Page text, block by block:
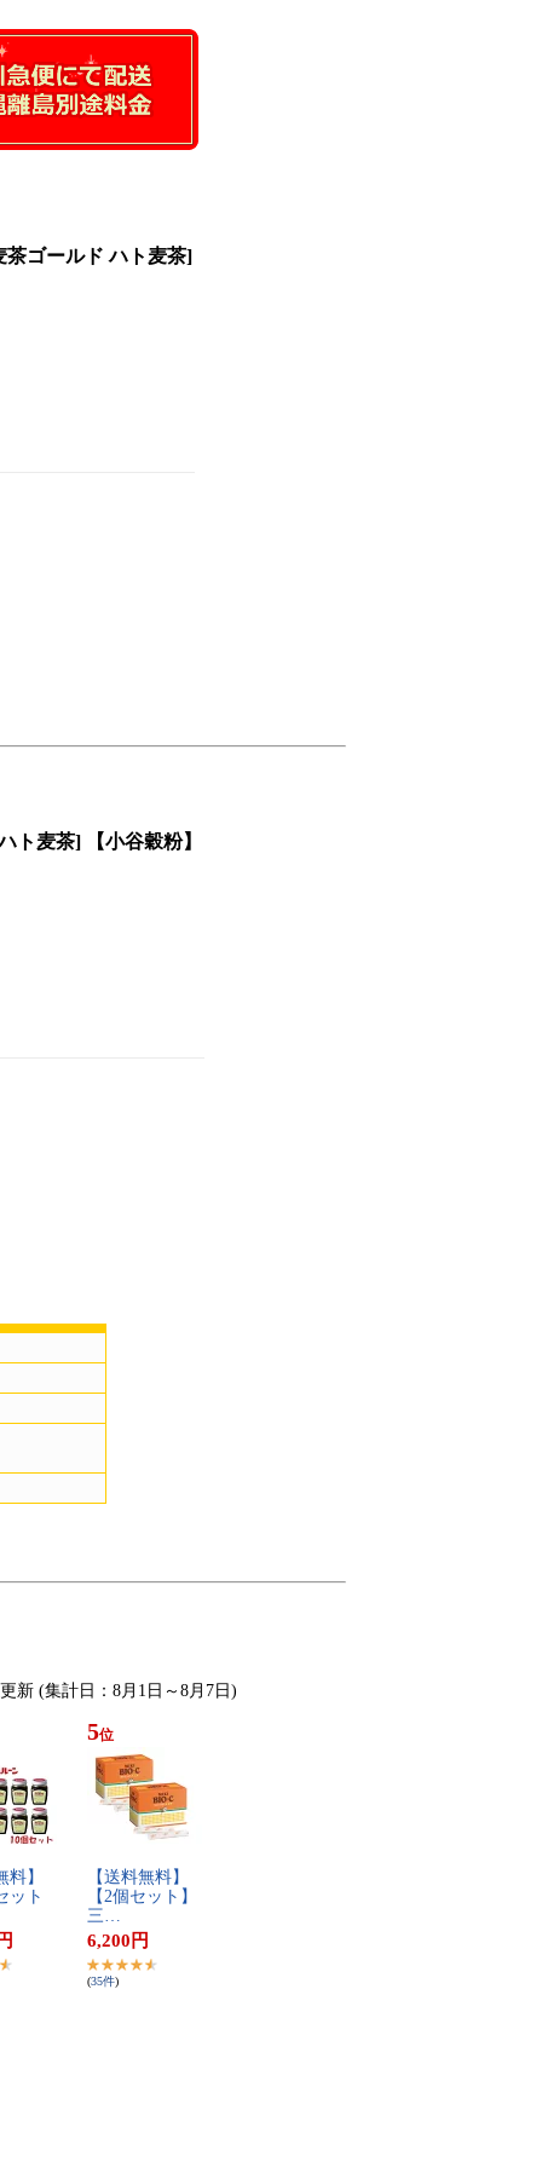
茶ゴールド ハト麦茶]
ト麦茶] 【小谷穀粉】
新 (集計日：8月1日～8月7日)
料​】​
ッ​ト​
5位
【​送​料​無​料​】​ ​
【​2​個​セ​ッ​ト​】​
三​…
6,200 円
(35件)